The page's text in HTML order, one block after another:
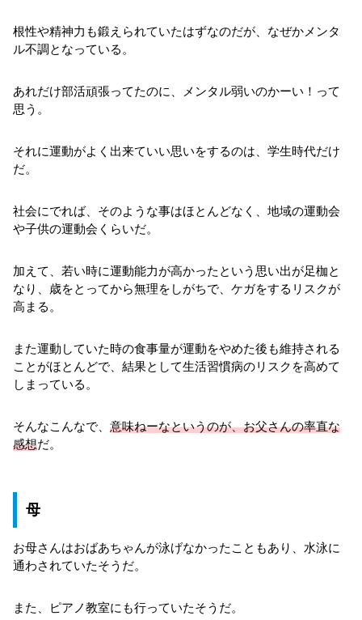
根性や精神力も鍛えられていたはずなのだが、なぜかメンタ
ル不調となっている。
あれだけ部活頑張ってたのに、メンタル弱いのかーい！って
思う。
それに運動がよく出来ていい思いをするのは、学生時代だけ
だ。
社会にでれば、そのような事はほとんどなく、地域の運動会
や子供の運動会くらいだ。
加えて、若い時に運動能力が高かったという思い出が足枷と
なり、歳をとってから無理をしがちで、ケガをするリスクが
高まる。
また運動していた時の食事量が運動をやめた後も維持される
ことがほとんどで、結果として生活習慣病のリスクを高めて
しまっている。
そんなこんなで、 意味ねーなというのが、お父さんの率直な
感想だ。
母
お母さんはおばあちゃんが泳げなかったこともあり、水泳に
通わされていたそうだ。
また、ピアノ教室にも行っていたそうだ。